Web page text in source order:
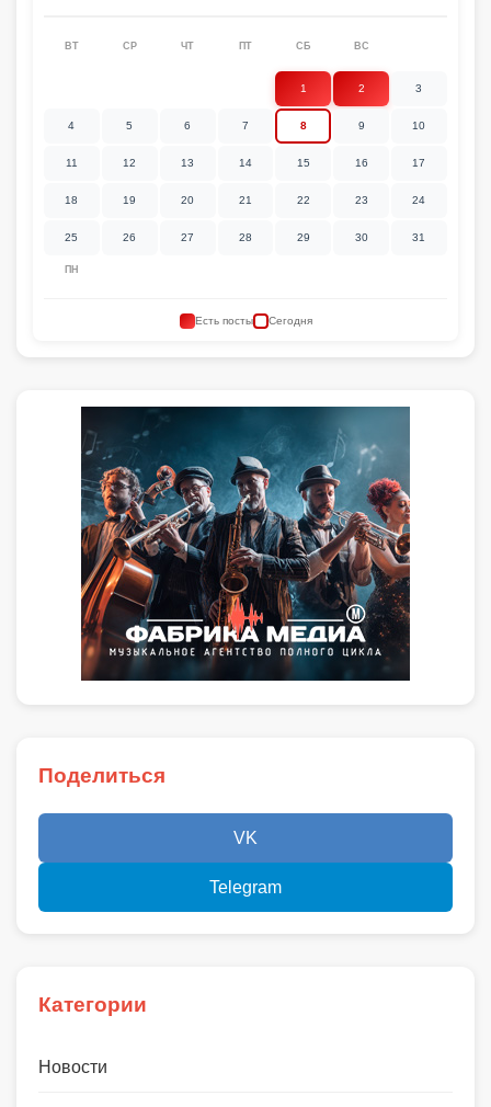
ПН
ВТ СР ЧТ ПТ СБ ВС
1 2 3
4 5 6 7 8 9 10
11 12 13 14 15 16 17
18 19 20 21 22 23 24
25 26 27 28 29 30 31
Есть посты Сегодня
Поделиться
VK
Telegram
Категории
Новости